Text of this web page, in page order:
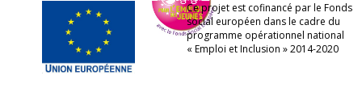
Ce projet est cofinancé par le Fonds
social européen dans le cadre du
programme opérationnel national
« Emploi et Inclusion » 2014-2020